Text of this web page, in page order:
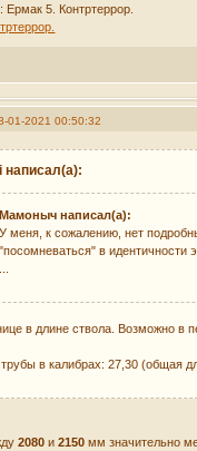
5. Контртеррор.
01-2021 00:50:32
написал(а):
Мамоныч написал(а):
У меня, к сожалению, нет
"посомневаться" в идентичности
в длине ствола. Возможно в
в калибрах: 27,30 (общая
2080 и2150 мм значительно